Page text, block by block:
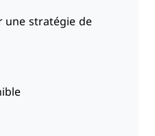
une stratégie de